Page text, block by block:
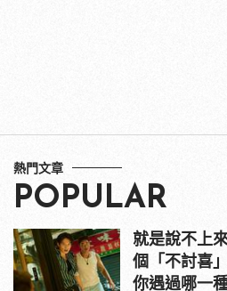
熱門文章
POPULAR
就是說不上
個「不討喜
你遇過哪一